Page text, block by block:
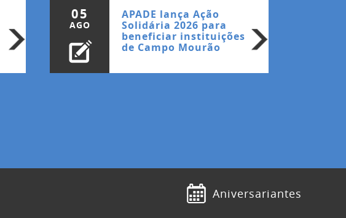
05
AGO
APADE lança Ação
Solidária 2026 para
beneficiar instituições
de Campo Mourão
Aniversariantes